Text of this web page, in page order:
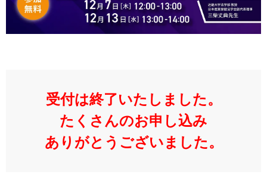
受付は終了いたしました。
たくさんのお申し込み
ありがとうございました。